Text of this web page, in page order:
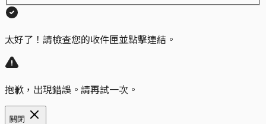
太好了！請檢查您的收件匣並點擊連結。
抱歉，出現錯誤。請再試一次。
關閉